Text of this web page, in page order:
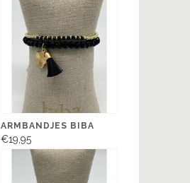
ARMBANDJES BIBA
€19,95